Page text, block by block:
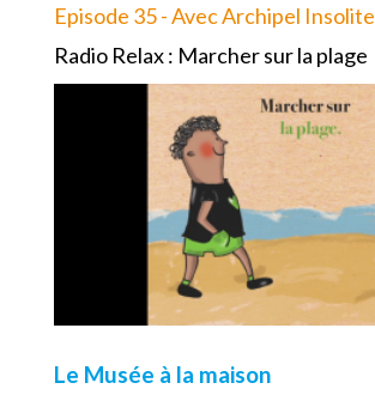
Episode 35 - Avec Archipel Insolite
Radio Relax : Marcher sur la plage
Le Musée à la maison